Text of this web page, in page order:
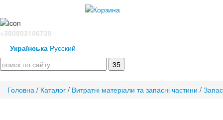
+380503106730
Українська Русский
Головна / Каталог / Витратні матеріали та запасні частини /